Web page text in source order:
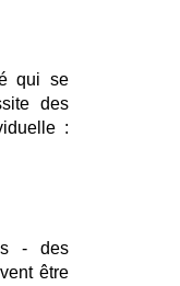
qui se
des
:
- des
être